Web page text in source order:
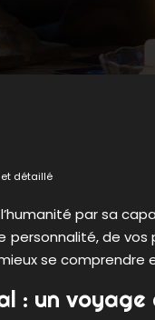
détaillé
par sa
de
se comprendre
: un